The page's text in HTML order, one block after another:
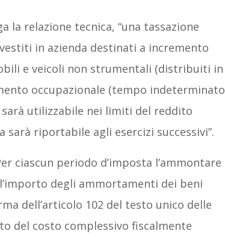
la relazione tecnica, “una tassazione
in azienda destinati a incremento
e veicoli non strumentali (distribuiti in
occupazionale (tempo indeterminato
utilizzabile nei limiti del reddito
sarà riportabile agli esercizi successivi”.
ciascun periodo d’imposta l’ammontare
degli ammortamenti dei beni
dell’articolo 102 del testo unico delle
del costo complessivo fiscalmente